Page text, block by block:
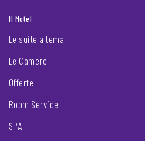
Il Motel
Le suite a tema
Le Camere
Offerte
Room Service
SPA